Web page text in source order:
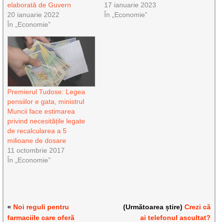
elaborată de Guvern
20 ianuarie 2022
În „Economie”
17 ianuarie 2023
În „Economie”
Premierul Tudose: Legea
pensiilor e gata, ministrul
Muncii face estimarea
privind necesitățile legate
de recalcularea a 5
milioane de dosare
11 octombrie 2017
În „Economie”
« Noi reguli pentru
farmaciile care oferă
(Următoarea știre) Crezi că
ai telefonul ascultat?